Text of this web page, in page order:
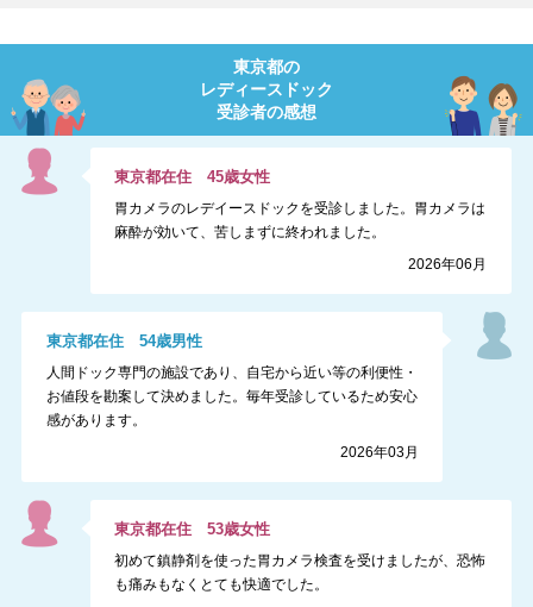
東京都の
レディースドック
受診者の感想
東京都在住45歳女性
胃カメラのレデイースドックを受診しました。胃カメラは
麻酔が効いて、苦しまずに終われました。
2026年06月
東京都在住 54歳男性
人間ドック専門の施設であり、自宅から近い等の利便性・
お値段を勘案して決めました。毎年受診しているため安心
感があります。
2026年03月
東京都在住53歳女性
初めて鎮静剤を使った胃カメラ検査を受けましたが、恐怖
も痛みもなくとても快適でした。